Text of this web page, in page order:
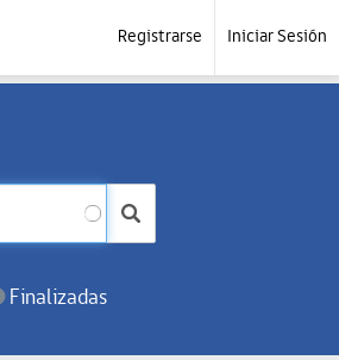
Registrarse Iniciar Sesión
Finalizadas